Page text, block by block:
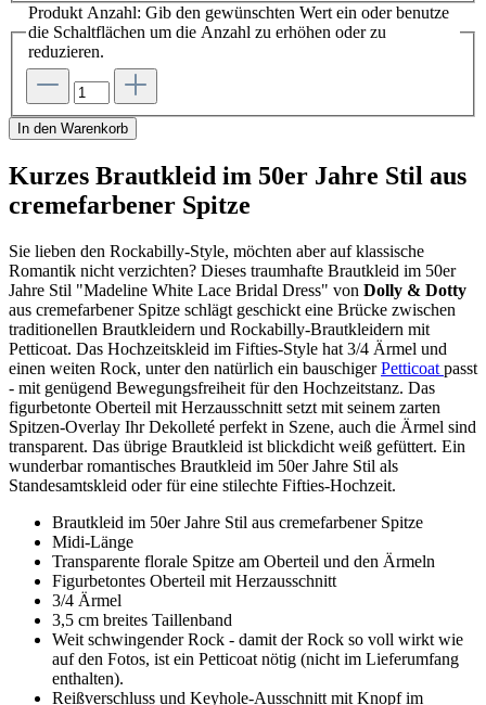
Produkt Anzahl: Gib den gewünschten Wert ein oder benutze
die Schaltflächen um die Anzahl zu erhöhen oder zu
reduzieren.
In den Warenkorb
Kurzes Brautkleid im 50er Jahre Stil aus
cremefarbener Spitze
Sie lieben den Rockabilly-Style, möchten aber auf klassische
Romantik nicht verzichten? Dieses traumhafte Brautkleid im 50er
Jahre Stil "Madeline White Lace Bridal Dress" von Dolly & Dotty
aus cremefarbener Spitze schlägt geschickt eine Brücke zwischen
traditionellen Brautkleidern und Rockabilly-Brautkleidern mit
Petticoat. Das Hochzeitskleid im Fifties-Style hat 3/4 Ärmel und
einen weiten Rock, unter den natürlich ein bauschigerPetticoat passt
- mit genügend Bewegungsfreiheit für den Hochzeitstanz. Das
figurbetonte Oberteil mit Herzausschnitt setzt mit seinem zarten
Spitzen-Overlay Ihr Dekolleté perfekt in Szene, auch die Ärmel sind
transparent. Das übrige Brautkleid ist blickdicht weiß gefüttert. Ein
wunderbar romantisches Brautkleid im 50er Jahre Stil als
Standesamtskleid oder für eine stilechte Fifties-Hochzeit.
Brautkleid im 50er Jahre Stil aus cremefarbener Spitze
Midi-Länge
Transparente florale Spitze am Oberteil und den Ärmeln
Figurbetontes Oberteil mit Herzausschnitt
3/4 Ärmel
3,5 cm breites Taillenband
Weit schwingender Rock - damit der Rock so voll wirkt wie
auf den Fotos, ist ein Petticoat nötig (nicht im Lieferumfang
enthalten).
Reißverschluss und Keyhole-Ausschnitt mit Knopf im